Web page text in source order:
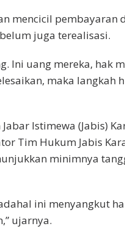
mencicil pembayaran
juga terealisasi.
Ini uang mereka, hak
maka langkah
Istimewa (Jabis)
Tim Hukum Jabis
minimnya
ini menyangkut
ujarnya.